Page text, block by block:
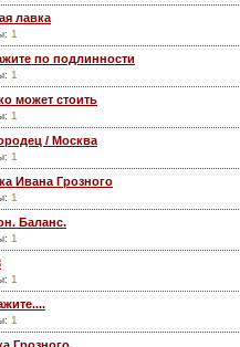
лавка
1
по подлинности
1
может стоить
1
/ Москва
1
Ивана Грозного
1
Баланс.
1
1
1